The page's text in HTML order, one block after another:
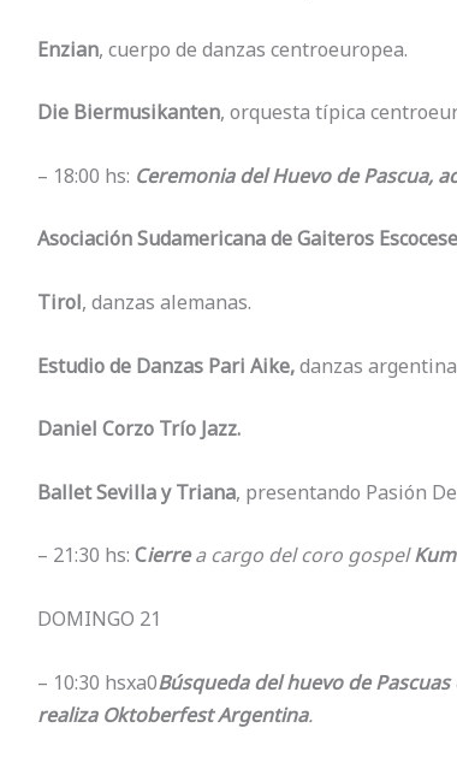
Enzian, cuerpo de danzas centroeuropea.
Die Biermusikanten, orquesta típica
– 18:00 hs: Ceremonia del Huevo de Pascua,
Asociación Sudamericana de Gaiteros
Tirol, danzas alemanas.
Estudio de Danzas Pari Aike,danzas
Daniel Corzo Trío Jazz.
Ballet Sevilla y Triana, presentando Pasión
– 21:30 hs: Cierrea cargo del coro gospel
DOMINGO 21
– 10:30 hsxa0Búsqueda del huevo de
realiza Oktoberfest Argentina.